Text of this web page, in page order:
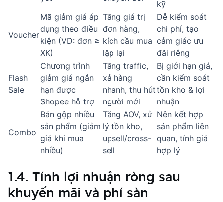
kỹ
Voucher
Mã giảm giá áp
dụng theo điều
kiện (VD: đơn ≥
XK)
Tăng giá trị
đơn hàng,
kích cầu mua
lặp lại
Dễ kiểm soát
chi phí, tạo
cảm giác ưu
đãi riêng
Flash
Sale
Chương trình
giảm giá ngắn
hạn được
Shopee hỗ trợ
Tăng traffic,
xả hàng
nhanh, thu hút
người mới
Bị giới hạn giá,
cần kiểm soát
tồn kho & lợi
nhuận
Combo
Bán gộp nhiều
sản phẩm (giảm
giá khi mua
nhiều)
Tăng AOV, xử
lý tồn kho,
upsell/cross-
sell
Nên kết hợp
sản phẩm liên
quan, tính giá
hợp lý
1.4. Tính lợi nhuận ròng sau
khuyến mãi và phí sàn